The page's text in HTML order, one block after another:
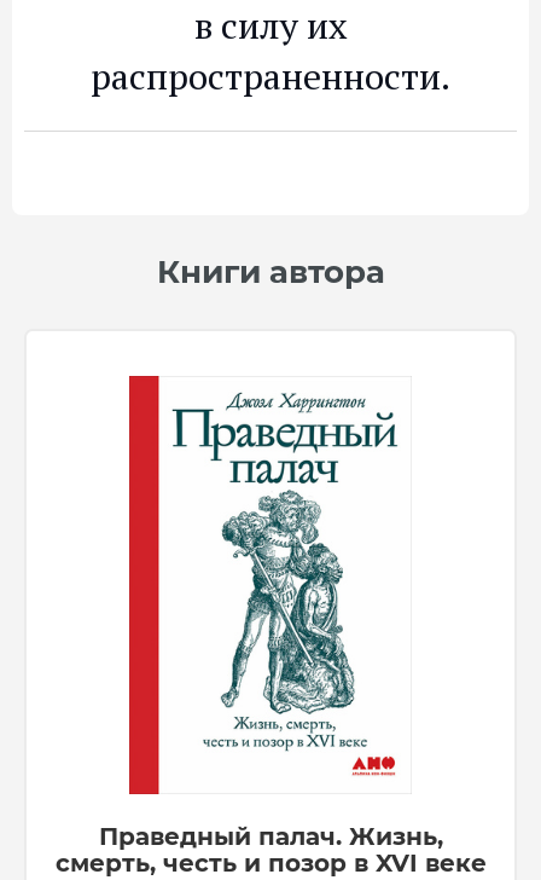
в силу их
распространенности.
Книги автора
Праведный палач. Жизнь,
смерть, честь и позор в XVI веке